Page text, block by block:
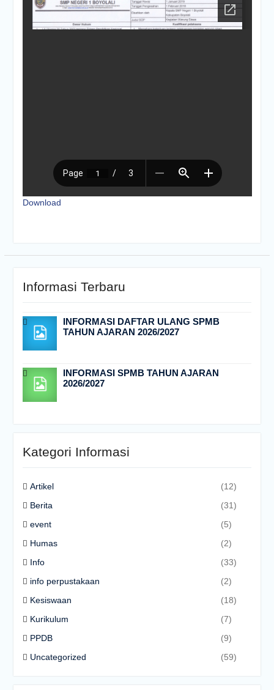
Dua Siswa SMP Negeri 1
Boyolali Raih Juara di
ULANG SPMB TAHUN
AJARAN 2026/2027
INFORMASI SPMB TAHUN
AJARAN 2026/2027
Download
Informasi Terbaru
INFORMASI DAFTAR ULANG SPMB
TAHUN AJARAN 2026/2027
INFORMASI SPMB TAHUN AJARAN
2026/2027
Kategori Informasi
Artikel
(12)
Berita
(31)
event
(5)
Humas
(2)
Info
(33)
info perpustakaan
(2)
Kesiswaan
(18)
Kurikulum
(7)
PPDB
(9)
Uncategorized
(59)